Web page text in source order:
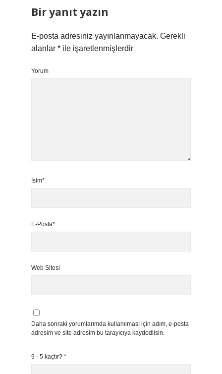
Bir yanıt yazın
E-posta adresiniz yayınlanmayacak. Gerekli
alanlar * ile işaretlenmişlerdir
Yorum
İsim*
E-Posta*
Web Sitesi
Daha sonraki yorumlarımda kullanılması için adım, e-posta
adresim ve site adresim bu tarayıcıya kaydedilsin.
9 - 5 kaçtır? *